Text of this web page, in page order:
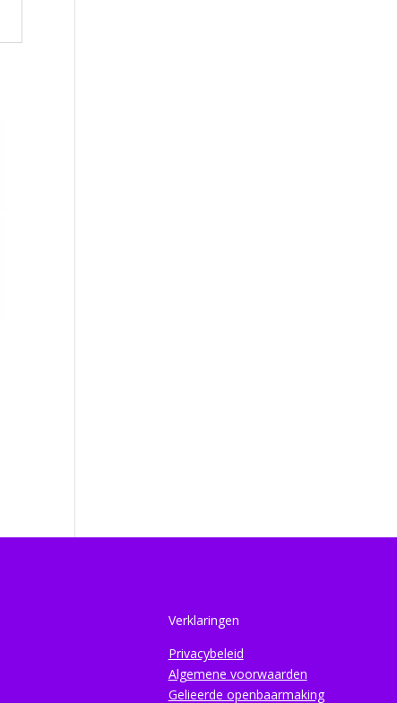
Verklaringen
Privacybeleid
Algemene voorwaarden
Gelieerde openbaarmaking